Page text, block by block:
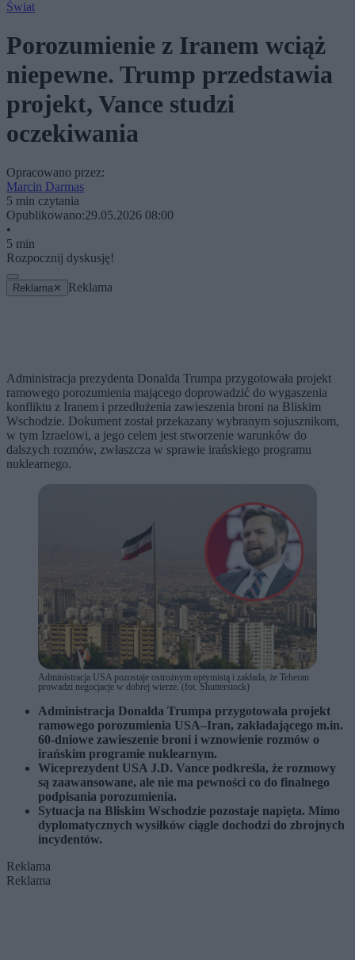
Świat
Porozumienie z Iranem wciąż
niepewne. Trump przedstawia
projekt, Vance studzi
oczekiwania
Opracowano przez:
Marcin Darmas
5 min czytania
Opublikowano:29.05.2026 08:00
•
5 min
Rozpocznij dyskusję!
Reklama ✕ Reklama
Administracja prezydenta Donalda Trumpa przygotowała projekt
ramowego porozumienia mającego doprowadzić do wygaszenia
konfliktu z Iranem i przedłużenia zawieszenia broni na Bliskim
Wschodzie. Dokument został przekazany wybranym sojusznikom,
w tym Izraelowi, a jego celem jest stworzenie warunków do
dalszych rozmów, zwłaszcza w sprawie irańskiego programu
nuklearnego.
Administracja USA pozostaje ostrożnym optymistą i zakłada, że Teheran
prowadzi negocjacje w dobrej wierze. (fot. Shutterstock)
Administracja Donalda Trumpa przygotowała projekt
ramowego porozumienia USA–Iran, zakładającego m.in.
60-dniowe zawieszenie broni i wznowienie rozmów o
irańskim programie nuklearnym.
Wiceprezydent USA J.D. Vance podkreśla, że rozmowy
są zaawansowane, ale nie ma pewności co do finalnego
podpisania porozumienia.
Sytuacja na Bliskim Wschodzie pozostaje napięta. Mimo
dyplomatycznych wysiłków ciągle dochodzi do zbrojnych
incydentów.
Reklama
Reklama